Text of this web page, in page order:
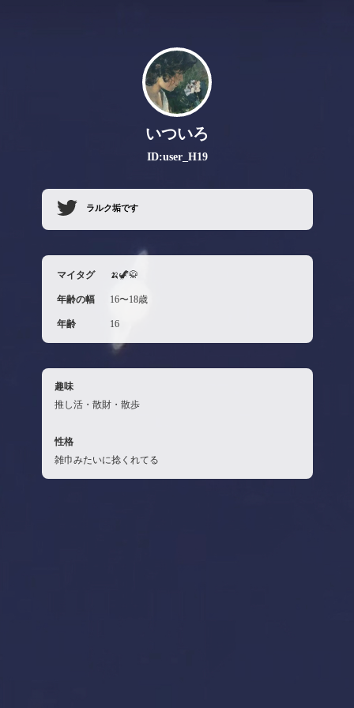
いついろ
ID:user_H19
ラルク垢です
マイタグ 🍌🦖🥋
年齢の幅 16〜18歳
年齢 16
趣味
推し活・散財・散歩
性格
雑巾みたいに捻くれてる